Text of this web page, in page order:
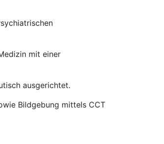
mit einer
ausgerichtet.
Bildgebung mittels CCT